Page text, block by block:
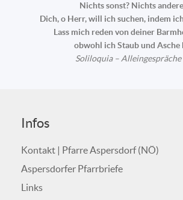
Nichts sonst? Nichts
Dich, o Herr, will ich suchen, indem
Lass mich reden von deiner
obwohl ich Staub und Asche
Soliloquia – Alleingespräche
Infos
Kontakt | Pfarre Aspersdorf (NÖ)
Aspersdorfer Pfarrbriefe
Links